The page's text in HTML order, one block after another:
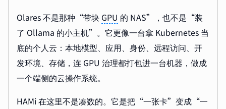
Olares 不是那种“带块 GPU 的 NAS”，也不是“装
了 Ollama 的小主机”。它更像一台拿 Kubernetes 当
底的个人云：本地模型、应用、身份、远程访问、开
发环境、存储，连 GPU 治理都打包进一台机器，做成
一个端侧的云操作系统。
HAMi 在这里不是凑数的。它是把“一张卡”变成“一